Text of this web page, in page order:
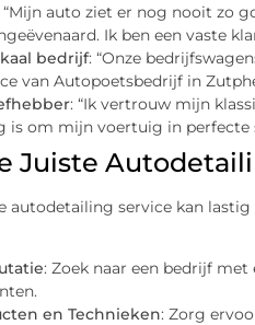
“Mijn auto ziet er nog nooit zo
Ik ben een vaste
bedrijf: “Onze
van Autopoetsbedrijf in
: “Ik vertrouw mijn
is om mijn voertuig in perfecte
Juiste
autodetailing service kan
: Zoek naar een bedrijf
en Technieken: Zorg